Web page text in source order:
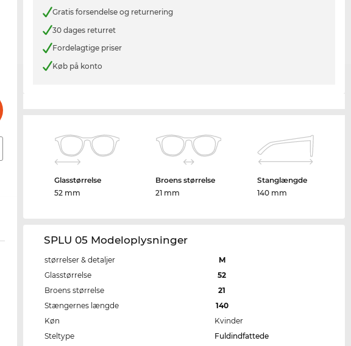
Gratis forsendelse og returnering
30 dages returret
Fordelagtige priser
Køb på konto
Glasstørrelse
52 mm
Broens størrelse
21 mm
Stanglængde
140 mm
SPLU 05 Modeloplysninger
størrelser & detaljer
M
Glasstørrelse
52
Broens størrelse
21
Stængernes længde
140
Køn
Kvinder
Steltype
Fuldindfattede